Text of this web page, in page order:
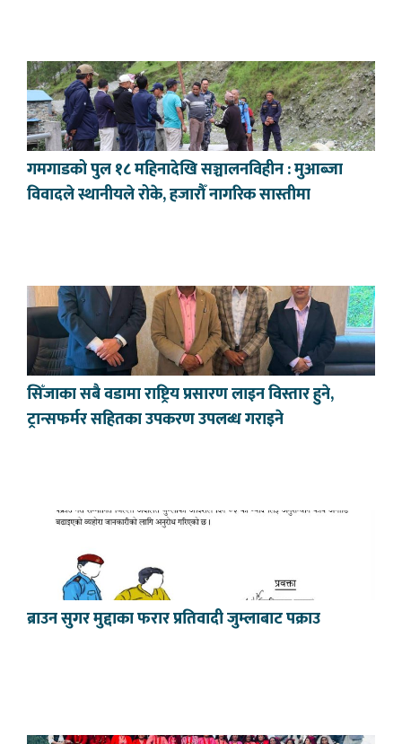
गमगाडको पुल १८ महिनादेखि सञ्चालनविहीन : मुआब्जा
विवादले स्थानीयले रोके, हजारौँ नागरिक सास्तीमा
सिँजाका सबै वडामा राष्ट्रिय प्रसारण लाइन विस्तार हुने,
ट्रान्सफर्मर सहितका उपकरण उपलब्ध गराइने
ब्राउन सुगर मुद्दाका फरार प्रतिवादी जुम्लाबाट पक्राउ